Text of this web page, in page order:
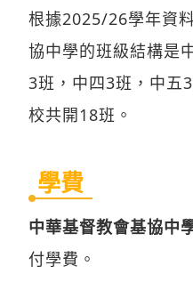
根據2025/26學年資
協中學的班級結構是
3班，中四3班，中五
校共開18班。
學費
中華基督教會基協中
付學費。